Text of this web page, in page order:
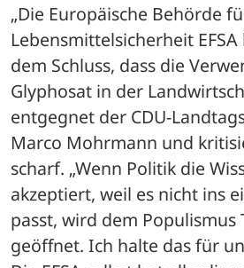
„Die Europäische Behörde
Lebensmittelsicherheit
dem Schluss, dass die
Glyphosat in der
entgegnet der CDU-
Marco Mohrmann und
scharf. „Wenn Politik die
akzeptiert, weil es nicht ins
passt, wird dem Populismus
geöffnet. Ich halte das für